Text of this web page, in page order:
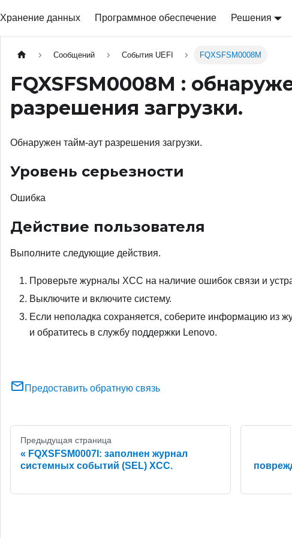
Хранение данных Программное обеспечение Решения
Сообщений События UEFI FQXSFSM0008M
FQXSFSM0008M :
разрешения загрузки.
Обнаружен тайм-аут разрешения загрузки.
Уровень серьезности
Ошибка
Действие пользователя
Выполните следующие действия.
Проверьте журналы XCC на наличие ошибок связи и
Выключите и включите систему.
Если неполадка сохраняется, соберите информацию из
и обратитесь в службу поддержки Lenovo.
Предоставить обратную связь
Предыдущая страница
FQXSFSM0007I: заполнен журнал
системных событий (SEL) XCC.